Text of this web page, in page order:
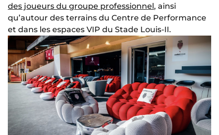
des joueurs du groupe professionnel, ainsi
qu’autour des terrains du Centre de Performance
et dans les espaces VIP du Stade Louis-II.